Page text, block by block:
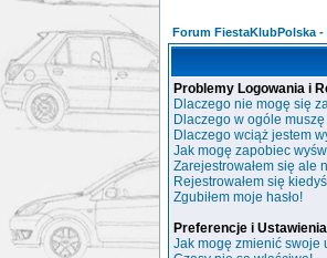
Forum FiestaKlubPolska -
Problemy Logowania i
Dlaczego nie mogę się
Dlaczego w ogóle
Dlaczego wciąż jestem
Jak mogę zapobiec
Zarejestrowałem się ale
Rejestrowałem się
Zgubiłem moje hasło!
Preferencje i
Jak mogę zmienić swoje